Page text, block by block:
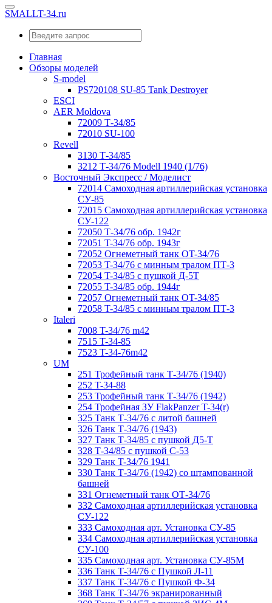
SMALLT-34.ru
Главная
Обзоры моделей
S-model
PS720108 SU-85 Tank Destroyer
ESCI
AER Moldova
72009 Т-34/85
72010 SU-100
Revell
3130 Т-34/85
3212 Т-34/76 Modell 1940 (1/76)
Восточный Экспресс / Моделист
72014 Самоходная артиллерийская установка
СУ-85
72015 Самоходная артиллерийская установка
СУ-122
72050 Т-34/76 обр. 1942г
72051 T-34/76 обр. 1943г
72052 Огнеметный танк OT-34/76
72053 T-34/76 с минным тралом ПТ-3
72054 T-34/85 с пушкой Д-5Т
72055 T-34/85 обр. 1944г
72057 Огнеметный танк ОT-34/85
72058 T-34/85 с минным тралом ПТ-3
Italeri
7008 T-34/76 m42
7515 T-34-85
7523 T-34-76m42
UM
251 Трофейный танк Т-34/76 (1940)
252 T-34-88
253 Трофейный танк Т-34/76 (1942)
254 Трофейная ЗУ FlakPanzer T-34(r)
325 Танк Т-34/76 с литой башней
326 Танк Т-34/76 (1943)
327 Танк Т-34/85 с пушкой Д5-Т
328 Т-34/85 с пушкой С-53
329 Танк T-34/76 1941
330 Танк Т-34/76 (1942) со штампованной
башней
331 Огнеметный танк ОТ-34/76
332 Самоходная артиллерийская установка
СУ-122
333 Самоходная арт. Установка СУ-85
334 Самоходная артиллерийская установка
СУ-100
335 Самоходная арт. Установка СУ-85М
336 Танк Т-34/76 с Пушкой Л-11
337 Танк Т-34/76 с Пушкой Ф-34
368 Танк Т-34/76 экранированный